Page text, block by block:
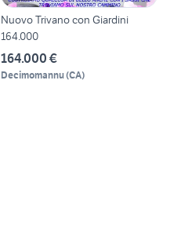
Nuovo Trivano con Giardini
164.000
164.000 €
Decimomannu(CA)